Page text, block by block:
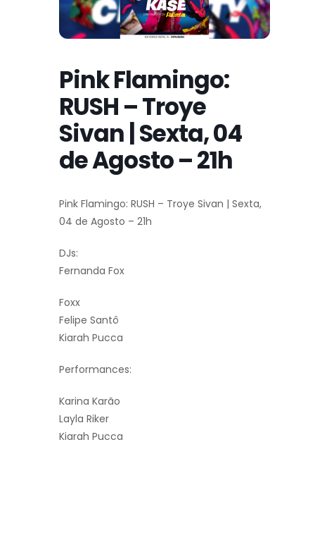
Pink Flamingo:
RUSH – Troye
Sivan | Sexta, 04
de Agosto – 21h
Pink Flamingo: RUSH – Troye Sivan | Sexta,
04 de Agosto – 21h
DJs:
Fernanda Fox
Foxx
Felipe Santô
Kiarah Pucca
Performances:
Karina Karão
Layla Riker
Kiarah Pucca